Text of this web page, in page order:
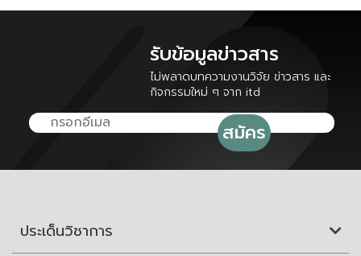
รับข้อมูลข่าวสาร
ไม่พลาดบทความงานวิจัย ข่าวสาร และ
กิจกรรมใหม่ ๆ จาก itd
ประเด็นวิชาการ